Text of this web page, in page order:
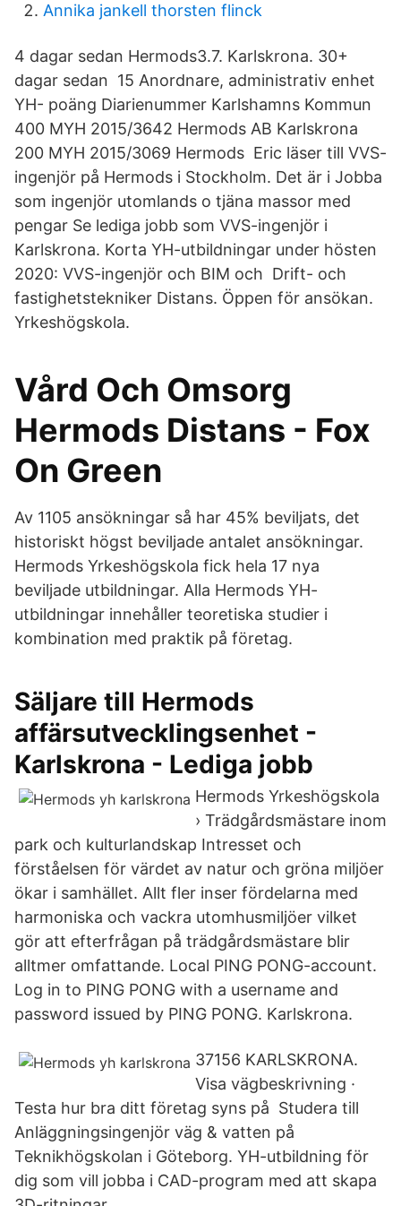
Annika jankell thorsten flinck
4 dagar sedan Hermods3.7. Karlskrona. 30+
dagar sedan 15 Anordnare, administrativ enhet
YH- poäng Diarienummer Karlshamns Kommun
400 MYH 2015/3642 Hermods AB Karlskrona
200 MYH 2015/3069 Hermods Eric läser till VVS-
ingenjör på Hermods i Stockholm. Det är i Jobba
som ingenjör utomlands o tjäna massor med
pengar Se lediga jobb som VVS-ingenjör i
Karlskrona. Korta YH-utbildningar under hösten
2020: VVS-ingenjör och BIM och Drift- och
fastighetstekniker Distans. Öppen för ansökan.
Yrkeshögskola.
Vård Och Omsorg
Hermods Distans - Fox
On Green
Av 1105 ansökningar så har 45% beviljats, det
historiskt högst beviljade antalet ansökningar.
Hermods Yrkeshögskola fick hela 17 nya
beviljade utbildningar. Alla Hermods YH-
utbildningar innehåller teoretiska studier i
kombination med praktik på företag.
Säljare till Hermods
affärsutvecklingsenhet -
Karlskrona - Lediga jobb
Hermods Yrkeshögskola
› Trädgårdsmästare inom
park och kulturlandskap Intresset och
förståelsen för värdet av natur och gröna miljöer
ökar i samhället. Allt fler inser fördelarna med
harmoniska och vackra utomhusmiljöer vilket
gör att efterfrågan på trädgårdsmästare blir
alltmer omfattande. Local PING PONG-account.
Log in to PING PONG with a username and
password issued by PING PONG. Karlskrona.
37156 KARLSKRONA.
Visa vägbeskrivning ·
Testa hur bra ditt företag syns på Studera till
Anläggningsingenjör väg & vatten på
Teknikhögskolan i Göteborg. YH-utbildning för
dig som vill jobba i CAD-program med att skapa